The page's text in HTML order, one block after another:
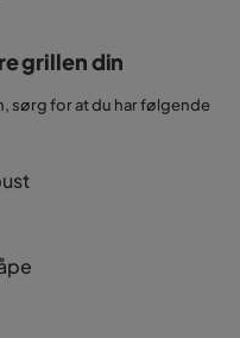
grillen din
sørg for at du har følgende